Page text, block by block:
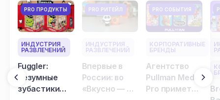
PRO ПРОДУКТЫ
ИНДУСТРИЯ
РАЗВЛЕЧЕНИЙ
Fuggler:
безумные
зубастики
PRO РИТЕЙЛ
ИНДУСТРИЯ
РАЗВЛЕЧЕНИЙ
Впервые в
России: во
«Вкусно — и
PRO СОБЫТИЯ
КОРПОРАТИВНЫЕ
БРЕНДЫ
Агентство
Pullman Media
Pro примет